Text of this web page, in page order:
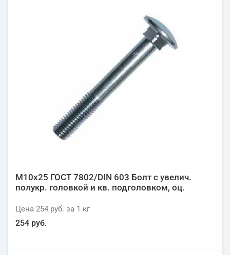
М10х25 ГОСТ 7802/DIN 603 Болт с увелич.
полукр. головкой и кв. подголовком, оц.
Цена 254 руб. за 1 кг
254 руб.